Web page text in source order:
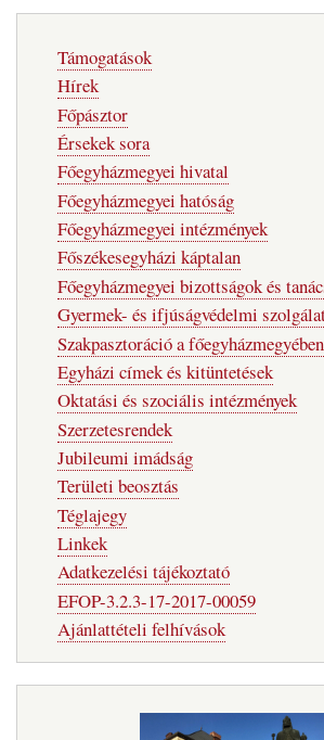
navigáció
Támogatások
Hírek
Főpásztor
Érsekek sora
Főegyházmegyei hivatal
Főegyházmegyei hatóság
Főegyházmegyei intézmények
Főszékesegyházi káptalan
Főegyházmegyei bizottságok és
Gyermek- és ifjúságvédelmi
Szakpasztoráció a főegyházmegyében
Egyházi címek és kitüntetések
Oktatási és szociális intézmények
Szerzetesrendek
Jubileumi imádság
Területi beosztás
Téglajegy
Linkek
Adatkezelési tájékoztató
EFOP-3.2.3-17-2017-00059
Ajánlattételi felhívások